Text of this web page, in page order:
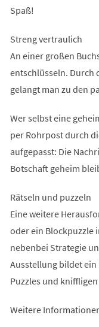
Spaß!
Streng vertraulich
An einer großen
entschlüsseln. Durch
gelangt man zu den
Wer selbst eine
per Rohrpost durch
aufgepasst: Die
Botschaft geheim
Rätseln und puzzeln
Eine weitere
oder ein Blockpuzzle
nebenbei Strategie
Ausstellung bildet
Puzzles und kniffligen
Weitere